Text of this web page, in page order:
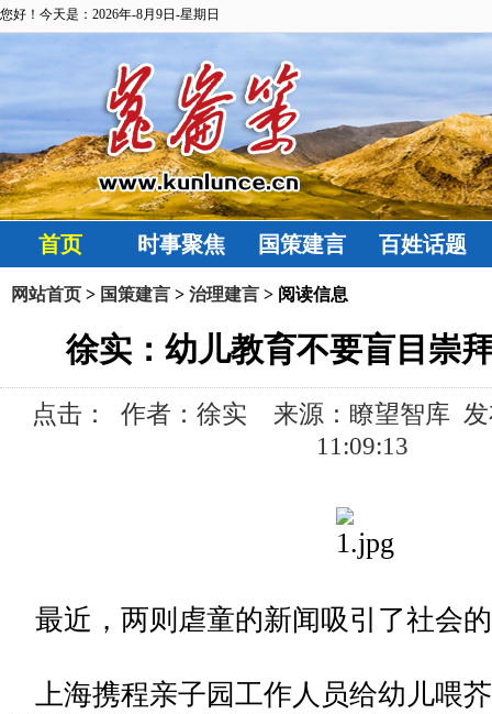
您好！今天是：2026年-8月9日-星期日
首页 时事聚焦 国策建言 百姓话题
网站首页 > 国策建言 > 治理建言 > 阅读信息
徐实：幼儿教育不要盲目崇
点击：
作者：徐实 来源：瞭望智库 发
11:09:13
最近，两则虐童的新闻吸引了社会
上海携程亲子园工作人员给幼儿喂